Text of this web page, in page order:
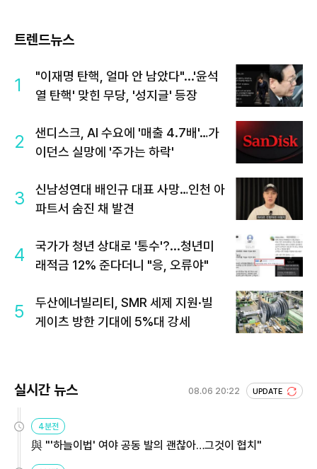
트렌드뉴스
1
"이재명 탄핵, 얼마 안 남았다"...'윤석
열 탄핵' 맞힌 무당, '성지글' 등장
2
샌디스크, AI 수요에 '매출 4.7배'…가
이던스 실망에 '주가는 하락'
3
신남성연대 배인규 대표 사망…인천 아
파트서 숨진 채 발견
4
국가가 청년 상대로 '통수'?...청년미
래적금 12% 준다더니 "응, 오류야"
5
두산에너빌리티, SMR 세제 지원·빌
게이츠 방한 기대에 5%대 강세
실시간 뉴스 08.06 20:22 UPDATE
4분전
與 "'하늘이법' 여야 공동 발의 괜찮아…그것이 협치"